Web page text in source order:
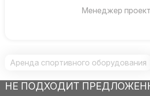
Менеджер
Аренда спортивного оборудования
НЕ ПОДХОДИТ